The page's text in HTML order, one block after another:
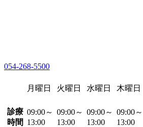
054-268-5500
月曜日 火曜日 水曜日 木曜日
診療
時間
09:00～
13:00
09:00～
13:00
09:00～
13:00
09:00～
13:00